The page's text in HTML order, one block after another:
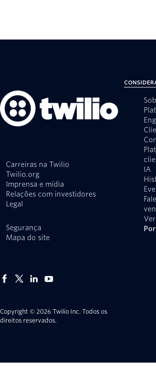
Carreiras na Twilio
Twilio.org
Imprensa e mídia
Relações com investidores
Legal
Segurança
Mapa do site
Copyright © 2026 Twilio Inc. Todos os
direitos reservados.
IA